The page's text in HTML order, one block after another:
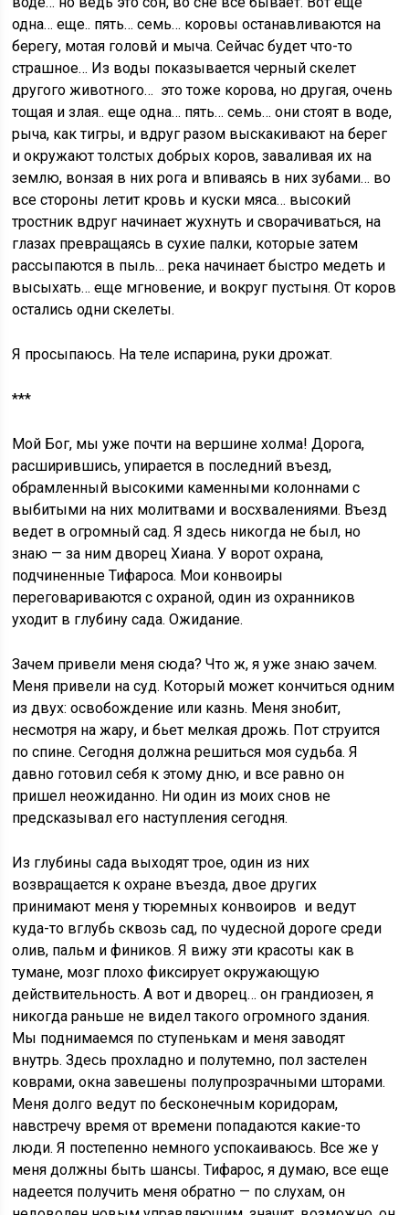
одна… еще.. пять… семь… коровы останавливаются на
берегу, мотая головй и мыча. Сейчас будет что-то
страшное… Из воды показывается черный скелет
другого животного… это тоже корова, но другая, очень
тощая и злая.. еще одна… пять… семь… они стоят в воде,
рыча, как тигры, и вдруг разом выскакивают на берег
и окружают толстых добрых коров, заваливая их на
землю, вонзая в них рога и впиваясь в них зубами… во
все стороны летит кровь и куски мяса… высокий
тростник вдруг начинает жухнуть и сворачиваться, на
глазах превращаясь в сухие палки, которые затем
рассыпаются в пыль… река начинает быстро медеть и
высыхать… еще мгновение, и вокруг пустыня. От коров
остались одни скелеты.
Я просыпаюсь. На теле испарина, руки дрожат.
***
Мой Бог, мы уже почти на вершине холма! Дорога,
расширившись, упирается в последний въезд,
обрамленный высокими каменными колоннами с
выбитыми на них молитвами и восхвалениями. Въезд
ведет в огромный сад. Я здесь никогда не был, но
знаю — за ним дворец Хиана. У ворот охрана,
подчиненные Тифароса. Мои конвоиры
переговариваются с охраной, один из охранников
уходит в глубину сада. Ожидание.
Зачем привели меня сюда? Что ж, я уже знаю зачем.
Меня привели на суд. Который может кончиться одним
из двух: освобождение или казнь. Меня знобит,
несмотря на жару, и бьет мелкая дрожь. Пот струится
по спине. Сегодня должна решиться моя судьба. Я
давно готовил себя к этому дню, и все равно он
пришел неожиданно. Ни один из моих снов не
предсказывал его наступления сегодня.
Из глубины сада выходят трое, один из них
возвращается к охране въезда, двое других
принимают меня у тюремных конвоиров и ведут
куда-то вглубь сквозь сад, по чудесной дороге среди
олив, пальм и фиников. Я вижу эти красоты как в
тумане, мозг плохо фиксирует окружающую
действительность. А вот и дворец… он грандиозен, я
никогда раньше не видел такого огромного здания.
Мы поднимаемся по ступенькам и меня заводят
внутрь. Здесь прохладно и полутемно, пол застелен
коврами, окна завешены полупрозрачными шторами.
Меня долго ведут по бесконечным коридорам,
навстречу время от времени попадаются какие-то
люди. Я постепенно немного успокаиваюсь. Все же у
меня должны быть шансы. Тифарос, я думаю, все еще
надеется получить меня обратно — по слухам, он